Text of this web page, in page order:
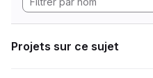
Projets sur ce sujet